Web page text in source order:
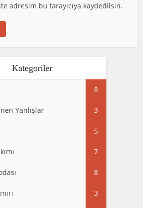
adresim bu tarayıcıya kaydedilsin.
Kategoriler
8
Yanlışlar 3
5
7
8
3